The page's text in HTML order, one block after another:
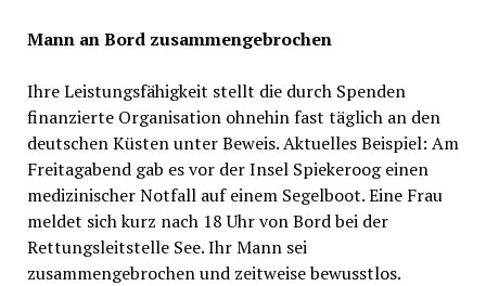
Mann an Bord zusammengebrochen
Ihre Leistungsfähigkeit stellt die durch Spenden
finanzierte Organisation ohnehin fast täglich an den
deutschen Küsten unter Beweis. Aktuelles Beispiel: Am
Freitagabend gab es vor der Insel Spiekeroog einen
medizinischer Notfall auf einem Segelboot. Eine Frau
meldet sich kurz nach 18 Uhr von Bord bei der
Rettungsleitstelle See. Ihr Mann sei
zusammengebrochen und zeitweise bewusstlos.